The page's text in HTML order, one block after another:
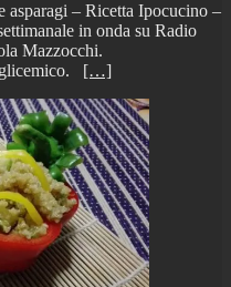
asparagi – Ricetta Ipocucino –
in onda su Radio
Mazzocchi.
[…]